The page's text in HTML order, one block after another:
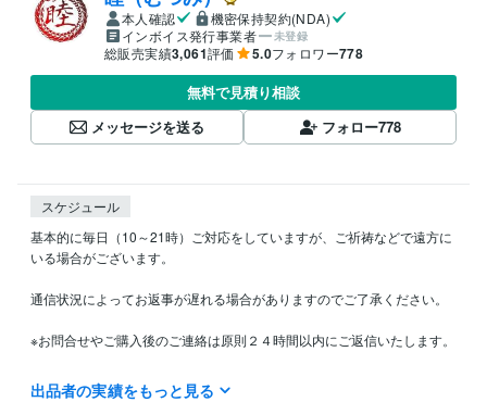
本人確認
機密保持契約(NDA)
インボイス発行事業者
未登録
総販売実績3,061評価 5.0フォロワー778
無料で見積り相談
メッセージを送る
フォロー778
スケジュール
基本的に毎日（10～21時）ご対応をしていますが、ご祈祷などで遠方に
いる場合がございます。
通信状況によってお返事が遅れる場合がありますのでご了承ください。
※お問合せやご購入後のご連絡は原則２４時間以内にご返信いたします。
出品者の実績をもっと見る